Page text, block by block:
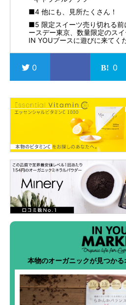
■4 他にも、見所たくさん！
■5 限定スイーツ売り切れる前
ースデー東京、数量限定のスイ
IN YOUブースに遊びに来てく
0 0
本物のオーガニックが見つか